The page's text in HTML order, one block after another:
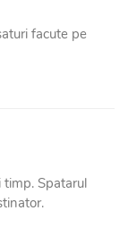
facute pe
Spatarul